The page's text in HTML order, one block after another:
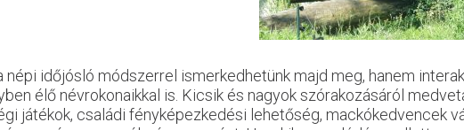
népi időjósló módszerrel ismerkedhetünk majd meg, hanem
élő névrokonaikkal is. Kicsik és nagyok szórakozásáról
játékok, családi fényképezkedési lehetőség, mackókedvencek